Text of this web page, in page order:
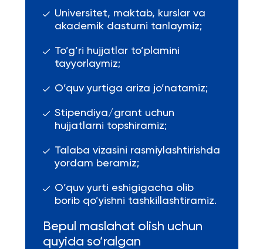
Universitet, maktab, kurslar va
akademik dasturni tanlaymiz;
To’g’ri hujjatlar to’plamini
tayyorlaymiz;
O’quv yurtiga ariza jo’natamiz;
Stipendiya/grant uchun
hujjatlarni topshiramiz;
Talaba vizasini rasmiylashtirishda
yordam beramiz;
O’quv yurti eshigigacha olib
borib qo’yishni tashkillashtiramiz.
Bepul maslahat olish uchun
quyida so’ralgan